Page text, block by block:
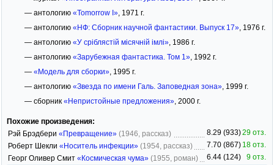
— антологию «Tomorrow I», 1971 г.
— антологию «НФ: Сборник научной фантастики. Выпуск 17», 1976 г.
— антологию «У сріблястій місячній імлі», 1986 г.
— антологию «Зарубежная фантастика. Том 1», 1992 г.
— «Модель для сборки», 1995 г.
— антологию «Звезда по имени Галь. Заповедная зона», 1999 г.
— сборник «Непристойные предложения», 2000 г.
Похожие произведения:
Рэй Брэдбери «Превращение» (1946, рассказ) 8.29 (933)29 отз.
Роберт Шекли «Носитель инфекции» (1954, рассказ) 7.70 (867) 18 отз.
Георг Оливер Смит «Космическая чума» (1955, роман) 6.44 (124) 9 отз.